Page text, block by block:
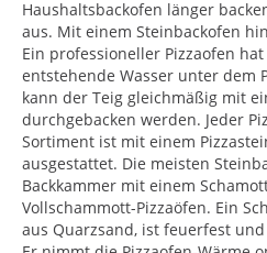
Haushaltsbackofen länger
aus. Mit einem Steinbackofen
Ein professioneller Pizzaofen
entstehende Wasser unter dem
kann der Teig gleichmäßig mit
durchgebacken werden. Jeder
Sortiment ist mit einem
ausgestattet. Die meisten
Backkammer mit einem
Vollschammott-Pizzaöfen. Ein
aus Quarzsand, ist feuerfest